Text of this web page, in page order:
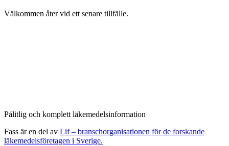
Välkommen åter vid ett senare tillfälle.
Pålitlig och komplett läkemedelsinformation
Fass är en del av Lif – branschorganisationen för de forskande
läkemedelsföretagen i Sverige.